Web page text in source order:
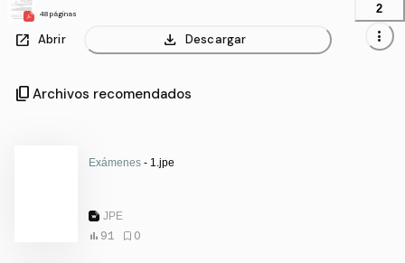
48 páginas
open_in_new Abrir download Descargar
2
more_vert
content_copy Archivos recomendados
Exámenes - 1.jpe
JPE
91
0